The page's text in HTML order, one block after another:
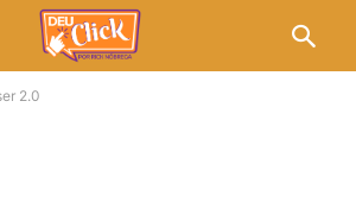
2.0